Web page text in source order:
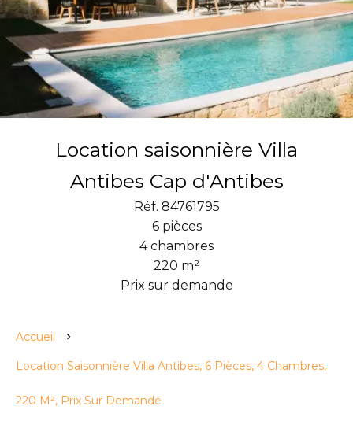
Location saisonnière Villa
Antibes Cap d'Antibes
Réf. 84761795
6 pièces
4 chambres
220 m²
Prix sur demande
Accueil
Location Saisonnière Villa Antibes, 6 Pièces, 4 Chambres,
220 M², Prix Sur Demande